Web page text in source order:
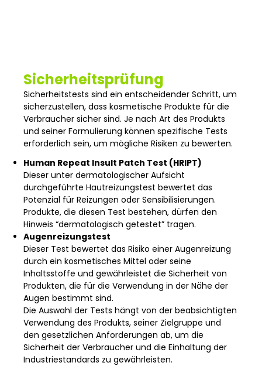
Sicherheitsprüfung
Sicherheitstests sind ein entscheidender Schritt, um
sicherzustellen, dass kosmetische Produkte für die
Verbraucher sicher sind. Je nach Art des Produkts
und seiner Formulierung können spezifische Tests
erforderlich sein, um mögliche Risiken zu bewerten.
Human Repeat Insult Patch Test (HRIPT)
Dieser unter dermatologischer Aufsicht
durchgeführte Hautreizungstest bewertet das
Potenzial für Reizungen oder Sensibilisierungen.
Produkte, die diesen Test bestehen, dürfen den
Hinweis “dermatologisch getestet” tragen.
Augenreizungstest
Dieser Test bewertet das Risiko einer Augenreizung
durch ein kosmetisches Mittel oder seine
Inhaltsstoffe und gewährleistet die Sicherheit von
Produkten, die für die Verwendung in der Nähe der
Augen bestimmt sind.
Die Auswahl der Tests hängt von der beabsichtigten
Verwendung des Produkts, seiner Zielgruppe und
den gesetzlichen Anforderungen ab, um die
Sicherheit der Verbraucher und die Einhaltung der
Industriestandards zu gewährleisten.